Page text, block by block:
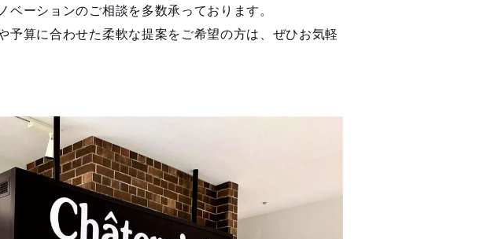
ーションのご相談を多数承っております。
算に合わせた柔軟な提案をご希望の方は、ぜひお気軽